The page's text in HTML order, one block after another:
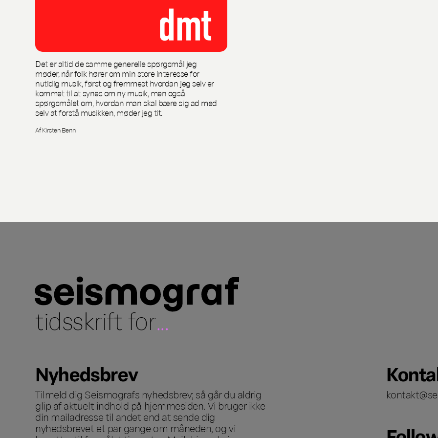
Det er altid de samme generelle spørgsmål jeg
møder, når folk hører om min store interesse for
nutidig musik, først og fremmest hvordan jeg selv er
kommet til at synes om ny musik, men også
spørgsmålet om, hvordan man skal bære sig ad med
selv at forstå musikken, møder jeg tit.
Af Kirsten Benn
tidsskrift for...
Nyhedsbrev
Tilmeld dig Seismografs nyhedsbrev; så går du aldrig
glip af aktuelt indhold på hjemmesiden. Vi bruger ikke
din mailadresse til andet end at sende dig
nyhedsbrevet et par gange om måneden, og vi